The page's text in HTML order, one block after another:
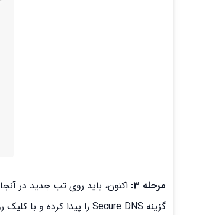
مرحله 3:
اکنون، باید روی تب جدید در
گزینه Secure DNS را پیدا کرده و با کلیک روی دکمه گزینه را غیرفعال نمایید.